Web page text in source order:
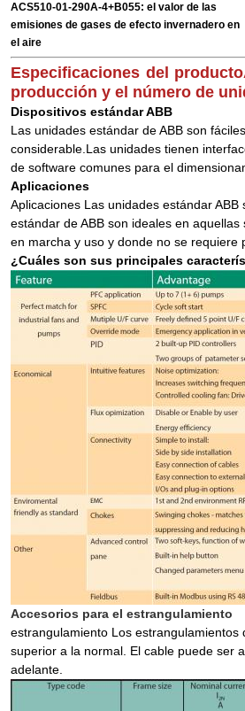
ACS510-01-290A-4+B055: el valor de las
emisiones de gases de efecto invernadero en
el aire
Especificaciones del producto
producción y el número de
Dispositivos estándar ABB
Las unidades estándar de ABB son
considerable.Las unidades tienen
de software comunes para el
Aplicaciones
Aplicaciones Las unidades estándar
estándar de ABB son ideales en
en marcha y uso y donde no se requiere
¿Cuáles son sus principales
Accesorios para el estrangulamiento
estrangulamiento Los
superior a la normal. El cable puede ser
adelante.